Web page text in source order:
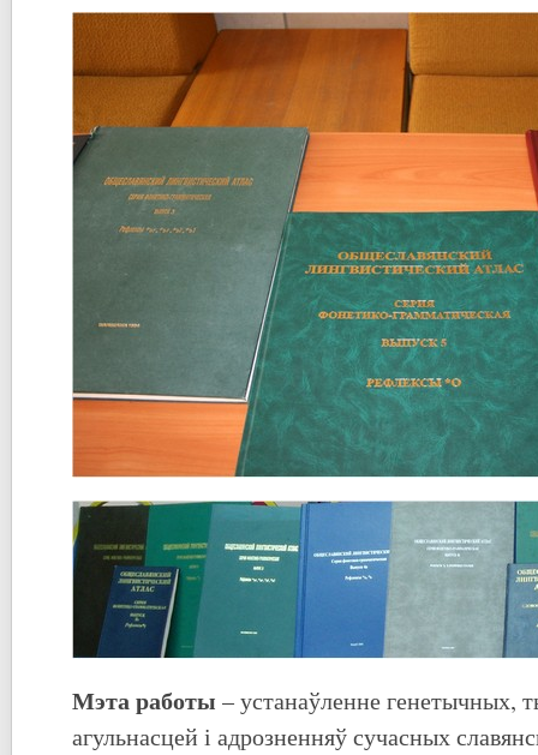
Мэта работы – устанаўленне генетычных,
агульнасцей і адрозненняў сучасных